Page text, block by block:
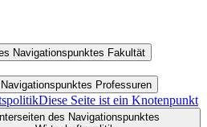
Navigationspunktes Fakultät
Professuren
Diese Seite ist ein Knotenpunkt
des Navigationspunktes